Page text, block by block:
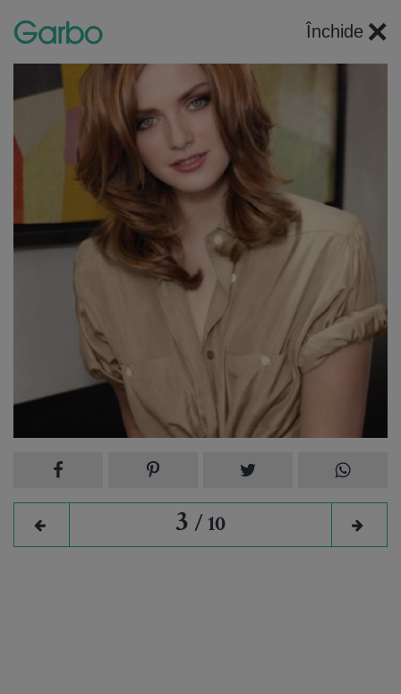
Închide ×
Articole recomandate
HOROSCOP
Marte în Rac până pe 28 septembrie. Șapte săptămâni
în care emoțiile devin combustibil pentru ambiție.
Luptăm pentru ce iubim
12 imagini
3 / 10